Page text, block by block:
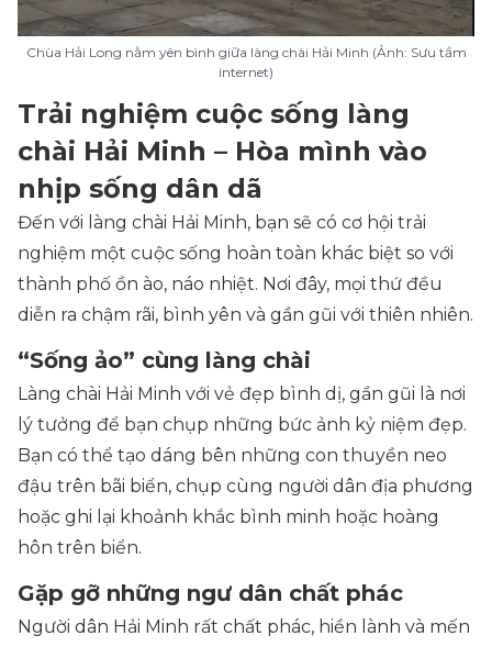
Chùa Hải Long nằm yên bình giữa làng chài Hải Minh (Ảnh: Sưu tầm
internet)
Trải nghiệm cuộc sống làng
chài Hải Minh – Hòa mình vào
nhịp sống dân dã
Đến với làng chài Hải Minh, bạn sẽ có cơ hội trải
nghiệm một cuộc sống hoàn toàn khác biệt so với
thành phố ồn ào, náo nhiệt. Nơi đây, mọi thứ đều
diễn ra chậm rãi, bình yên và gần gũi với thiên nhiên.
“Sống ảo” cùng làng chài
Làng chài Hải Minh với vẻ đẹp bình dị, gần gũi là nơi
lý tưởng để bạn chụp những bức ảnh kỷ niệm đẹp.
Bạn có thể tạo dáng bên những con thuyền neo
đậu trên bãi biển, chụp cùng người dân địa phương
hoặc ghi lại khoảnh khắc bình minh hoặc hoàng
hôn trên biển.
Gặp gỡ những ngư dân chất phác
Người dân Hải Minh rất chất phác, hiền lành và mến